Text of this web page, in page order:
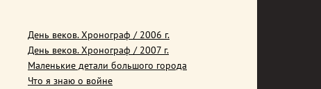
День веков. Хронограф / 2006 г.
День веков. Хронограф / 2007 г.
Маленькие детали большого города
Что я знаю о войне